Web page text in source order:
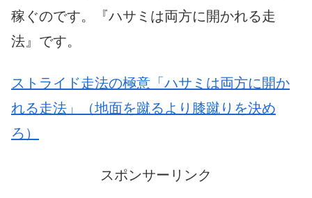
稼ぐのです。『ハサミは両方に開かれる走
法』です。
ストライド走法の極意「ハサミは両方に開か
れる走法」（地面を蹴るより膝蹴りを決め
ろ）
スポンサーリンク